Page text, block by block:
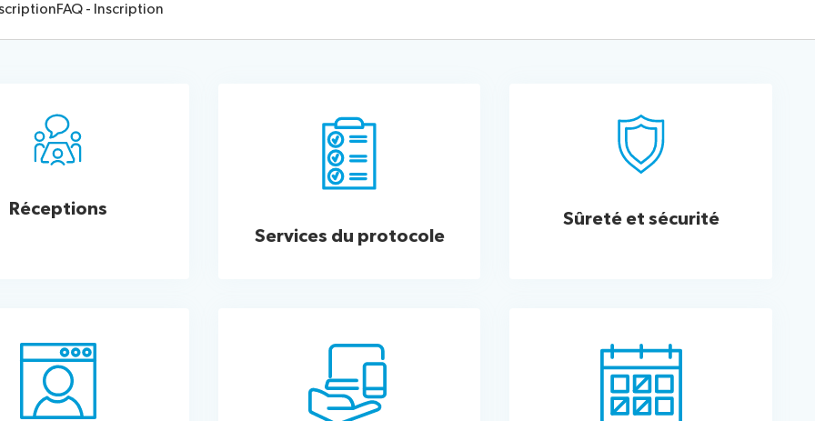
FAQ - Inscription
Réceptions
Services du protocole
Sûreté et sécurité